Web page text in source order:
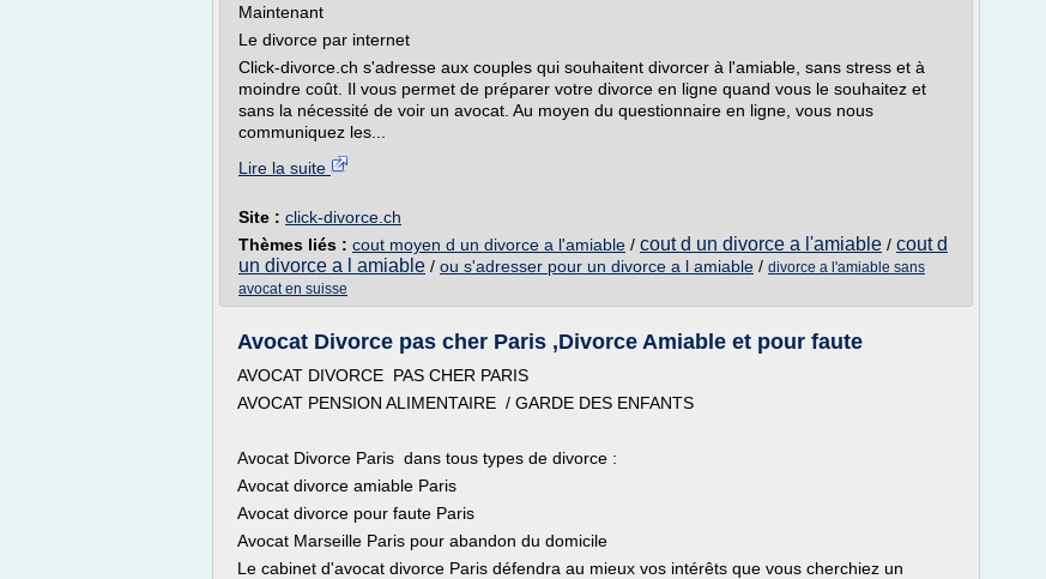
Maintenant
Le divorce par internet
Click-divorce.ch s'adresse aux couples qui souhaitent divorcer à l'amiable, sans stress et à
moindre coût. Il vous permet de préparer votre divorce en ligne quand vous le souhaitez et
sans la nécessité de voir un avocat. Au moyen du questionnaire en ligne, vous nous
communiquez les...
Lire la suite
Site : click-divorce.ch
Thèmes liés : cout moyen d un divorce a l'amiable / cout d un divorce a l'amiable / cout d
un divorce a l amiable / ou s'adresser pour un divorce a l amiable / divorce a l'amiable sans
avocat en suisse
Avocat Divorce pas cher Paris ,Divorce Amiable et pour faute
AVOCAT DIVORCE PAS CHER PARIS
AVOCAT PENSION ALIMENTAIRE / GARDE DES ENFANTS
Avocat Divorce Paris dans tous types de divorce :
Avocat divorce amiable Paris
Avocat divorce pour faute Paris
Avocat Marseille Paris pour abandon du domicile
Le cabinet d'avocat divorce Paris défendra au mieux vos intérêts que vous cherchiez un